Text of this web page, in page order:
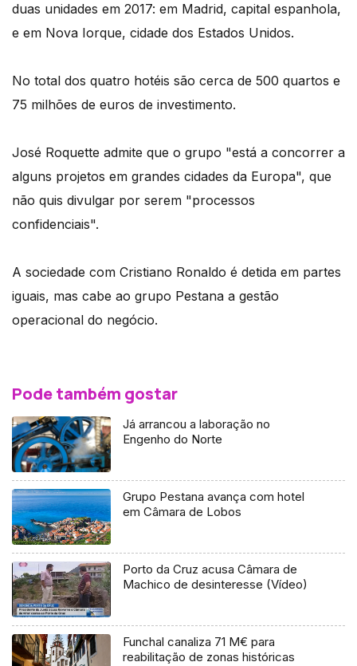
duas unidades em 2017: em Madrid, capital espanhola,
e em Nova Iorque, cidade dos Estados Unidos.
No total dos quatro hotéis são cerca de 500 quartos e
75 milhões de euros de investimento.
José Roquette admite que o grupo "está a concorrer a
alguns projetos em grandes cidades da Europa", que
não quis divulgar por serem "processos
confidenciais".
A sociedade com Cristiano Ronaldo é detida em partes
iguais, mas cabe ao grupo Pestana a gestão
operacional do negócio.
Pode também gostar
Já arrancou a laboração no
Engenho do Norte
Grupo Pestana avança com hotel
em Câmara de Lobos
Porto da Cruz acusa Câmara de
Machico de desinteresse (Vídeo)
Funchal canaliza 71 M€ para
reabilitação de zonas históricas